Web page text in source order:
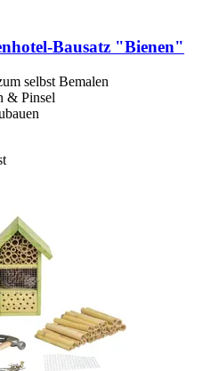
​Bausatz "Bienen"
selbst Bemalen
& Pinsel